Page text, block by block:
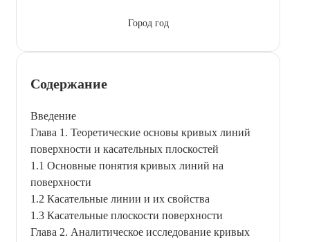
Город год
Содержание
Введение
Глава 1. Теоретические основы кривых линий
поверхности и касательных плоскостей
1.1 Основные понятия кривых линий на
поверхности
1.2 Касательные линии и их свойства
1.3 Касательные плоскости поверхности
Глава 2. Аналитическое исследование кривых